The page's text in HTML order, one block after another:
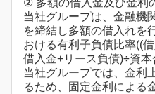
② 多額の借入金及び金利
当社グループは、金融機
を締結し多額の借入れを
おける有利子負債比率((
借入金+リース負債)÷資本
当社グループでは、金利
るため、固定金利による